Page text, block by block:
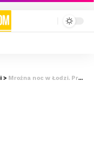
> Mroźna noc w Łodzi. Prawie 20 stopni na minusie